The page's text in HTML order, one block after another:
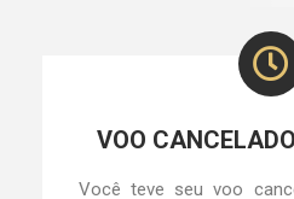
VOO
Você teve seu voo